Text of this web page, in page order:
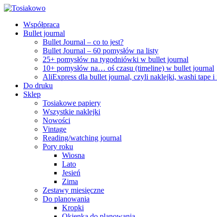
Współpraca
Bullet journal
Bullet Journal – co to jest?
Bullet Journal – 60 pomysłów na listy
25+ pomysłów na tygodniówki w bullet journal
10+ pomysłów na… oś czasu (timeline) w bullet journal
AliExpress dla bullet journal, czyli naklejki, washi tape i
Do druku
Sklep
Tosiakowe papiery
Wszystkie naklejki
Nowości
Vintage
Reading/watching journal
Pory roku
Wiosna
Lato
Jesień
Zima
Zestawy miesięczne
Do planowania
Kropki